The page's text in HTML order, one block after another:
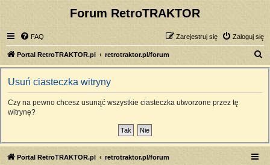
Forum RetroTRAKTOR
FAQ Zaloguj się
Zarejestruj się
Portal RetroTRAKTOR.pl retrotraktor.pl/forum
z
Usuń ciasteczka witryny
Czy na pewno chcesz usunąć wszystkie ciasteczka utworzone przez tę
witrynę?
Portal RetroTRAKTOR.pl retrotraktor.pl/forum